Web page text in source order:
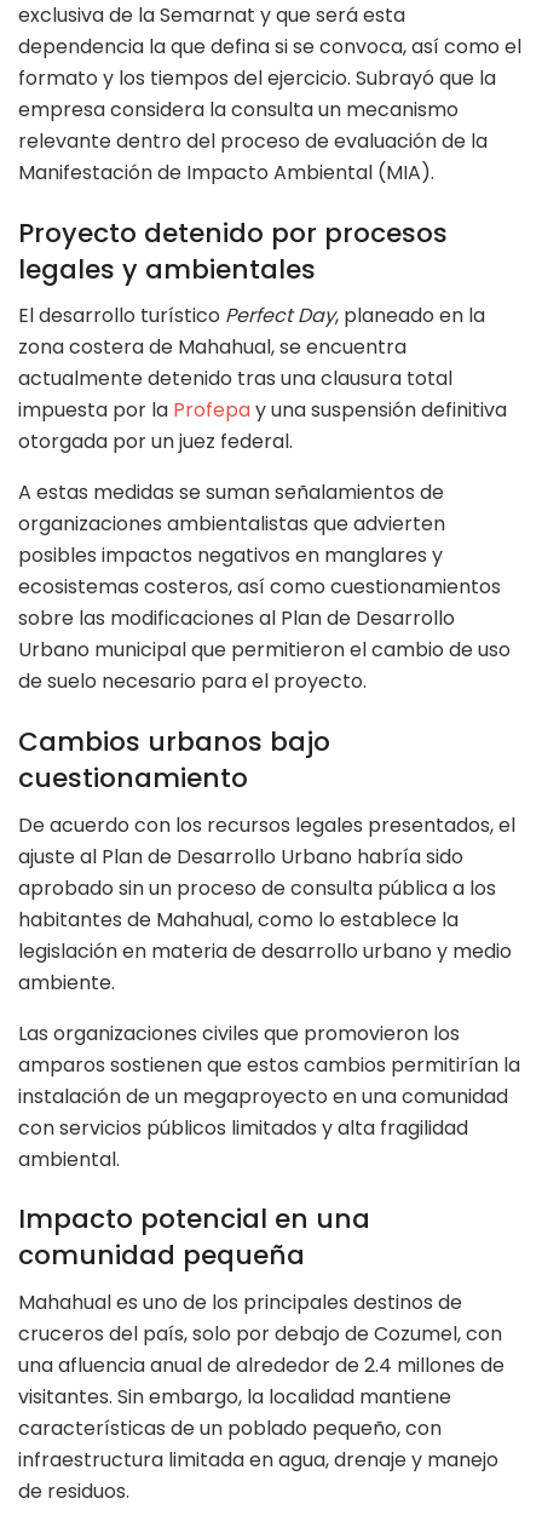
exclusiva de la Semarnat y que será esta
dependencia la que defina si se convoca, así como el
formato y los tiempos del ejercicio. Subrayó que la
empresa considera la consulta un mecanismo
relevante dentro del proceso de evaluación de la
Manifestación de Impacto Ambiental (MIA).
Proyecto detenido por procesos
legales y ambientales
El desarrollo turístico Perfect Day, planeado en la
zona costera de Mahahual, se encuentra
actualmente detenido tras una clausura total
impuesta por la Profepay una suspensión definitiva
otorgada por un juez federal.
A estas medidas se suman señalamientos de
organizaciones ambientalistas que advierten
posibles impactos negativos en manglares y
ecosistemas costeros, así como cuestionamientos
sobre las modificaciones al Plan de Desarrollo
Urbano municipal que permitieron el cambio de uso
de suelo necesario para el proyecto.
Cambios urbanos bajo
cuestionamiento
De acuerdo con los recursos legales presentados, el
ajuste al Plan de Desarrollo Urbano habría sido
aprobado sin un proceso de consulta pública a los
habitantes de Mahahual, como lo establece la
legislación en materia de desarrollo urbano y medio
ambiente.
Las organizaciones civiles que promovieron los
amparos sostienen que estos cambios permitirían la
instalación de un megaproyecto en una comunidad
con servicios públicos limitados y alta fragilidad
ambiental.
Impacto potencial en una
comunidad pequeña
Mahahual es uno de los principales destinos de
cruceros del país, solo por debajo de Cozumel, con
una afluencia anual de alrededor de 2.4 millones de
visitantes. Sin embargo, la localidad mantiene
características de un poblado pequeño, con
infraestructura limitada en agua, drenaje y manejo
de residuos.